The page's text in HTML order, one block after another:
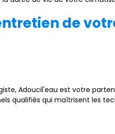
de
Adoucil'eau est votre
qualifiés qui maîtrisent les